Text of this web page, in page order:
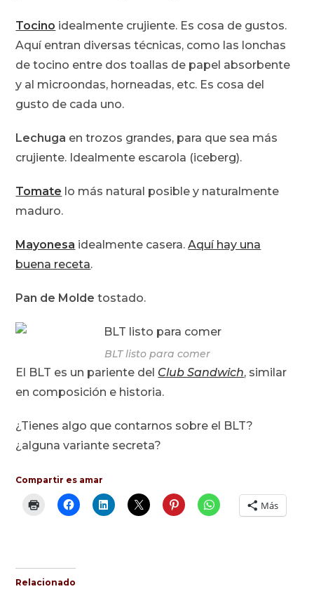
Tocino idealmente crujiente. Es cosa de gustos.
Aquí entran diversas técnicas, como las lonchas
de tocino entre dos toallas de papel absorbente
y al microondas, horneadas, etc. Es cosa del
gusto de cada uno.
Lechuga en trozos grandes, para que sea más
crujiente. Idealmente escarola (iceberg).
Tomate lo más natural posible y naturalmente
maduro.
Mayonesa idealmente casera.Aquí hay una
buena receta.
Pan de Molde tostado.
BLT listo para comer
El BLT es un pariente del Club Sandwich, similar
en composición e historia.
¿Tienes algo que contarnos sobre el BLT?
¿alguna variante secreta?
Compartir es amar
Más
Relacionado